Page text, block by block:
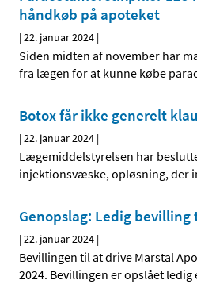
håndkøb på apoteket
|22. januar 2024 |
Siden midten af november har
fra lægen for at kunne købe
Botox får ikke generelt
|22. januar 2024 |
Lægemiddelstyrelsen har
injektionsvæske, opløsning, der
Genopslag: Ledig
|22. januar 2024 |
Bevillingen til at drive Marstal
2024. Bevillingen er opslået ledig